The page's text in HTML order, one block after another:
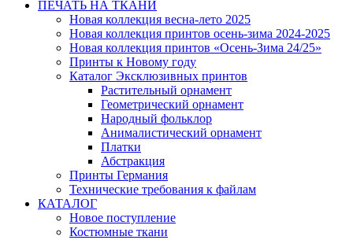
ПЕЧАТЬ НА ТКАНИ
Новая коллекция весна-лето 2025
Новая коллекция принтов осень-зима 2024-2025
Новая коллекция принтов «Осень-Зима 24/25»
Принты к Новому году
Каталог Эксклюзивных принтов
Растительный орнамент
Геометрический орнамент
Народный фольклор
Анималистический орнамент
Платки
Абстракция
Принты Германия
Технические требования к файлам
КАТАЛОГ
Новое поступление
Костюмные ткани